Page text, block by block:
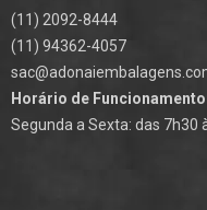
(11) 2092-8444
(11) 94362-4057
Horário de
Segunda a Sexta: das 7h30